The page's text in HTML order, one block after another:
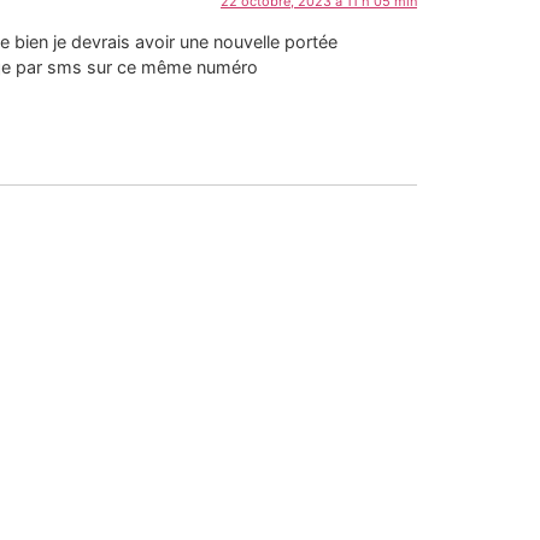
bien je devrais avoir une nouvelle portée
par sms sur ce même numéro